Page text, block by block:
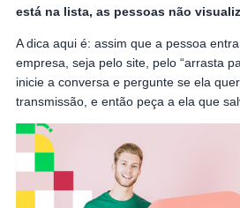
está na lista, as pessoas não
A dica aqui é: assim que a pessoa
empresa, seja pelo site, pelo “arrasta
inicie a conversa e pergunte se ela
transmissão, e então peça a ela que